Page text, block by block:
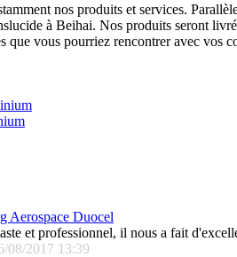
nos produits et services.
à Beihai. Nos produits seront
que vous pourriez rencontrer avec
Aerospace Duocel
et professionnel, il nous a fait
08/2017 13:39